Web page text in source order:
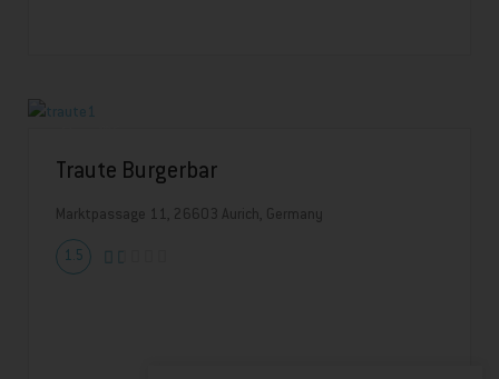
Traute Burgerbar
Marktpassage 11, 26603 Aurich, Germany
1.5